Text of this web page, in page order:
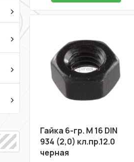
Гайка 6-гр. М 16 DIN
934 (2,0) кл.пр.12.0
черная